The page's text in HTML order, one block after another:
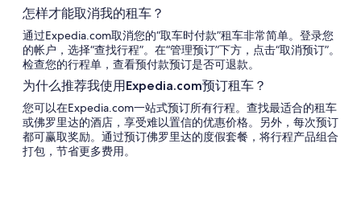
怎样才能取消我的租车？
通过Expedia.com取消您的“取车时付款”租车非常简单。登录您
的帐户，选择“查找行程”。在“管理预订”下方，点击“取消预订”。
检查您的行程单，查看预付款预订是否可退款。
为什么推荐我使用Expedia.com预订租车？
您可以在Expedia.com一站式预订所有行程。查找最适合的租车
或佛罗里达的酒店，享受难以置信的优惠价格。另外，每次预订
都可赢取奖励。通过预订佛罗里达的度假套餐，将行程产品组合
打包，节省更多费用。